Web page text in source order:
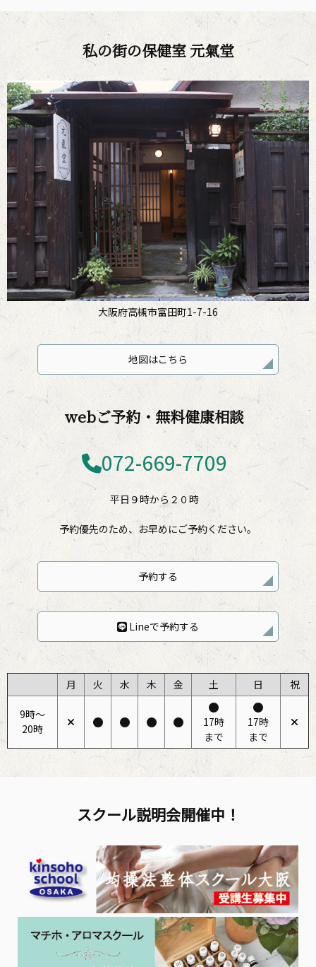
私の街の保健室 元氣堂
大阪府高槻市富田町1-7-16
地図はこちら
webご予約・無料健康相談
072-669-7709
平日９時から２０時
予約優先のため、お早めにご予約ください。
予約する
Lineで予約する
月 火 水 木 金 土 日 祝
9時〜
20時
17時
まで
17時
まで
スクール説明会開催中！